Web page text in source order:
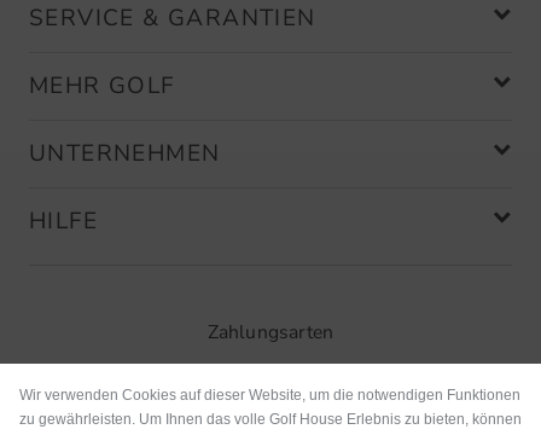
SERVICE & GARANTIEN
MEHR GOLF
UNTERNEHMEN
HILFE
Zahlungsarten
Wir verwenden Cookies auf dieser Website, um die notwendigen Funktionen
zu gewährleisten. Um Ihnen das volle Golf House Erlebnis zu bieten, können